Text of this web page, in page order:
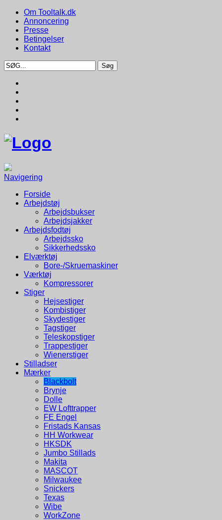
Om Tooltalk.dk
Annoncering
Presse
Betingelser
Kontakt
Navigering
Forside
Arbejdstøj
Arbejdsbukser
Arbejdsjakker
Arbejdsfodtøj
Arbejdssko
Sikkerhedssko
Elværktøj
Bore-/Skruemaskiner
Værktøj
Kompressorer
Stiger
Hejsestiger
Kombistiger
Skydestiger
Tagstiger
Teleskopstiger
Trappestiger
Wienerstiger
Stilladser
Mærker
Blackbolt
Brynje
Dolle
EW Lofttrapper
FE Engel
Fristads Kansas
HH Workwear
HKSDK
Jumbo Stillads
Makita
MASCOT
Milwaukee
Snickers
Texas
Wibe
WorkZone